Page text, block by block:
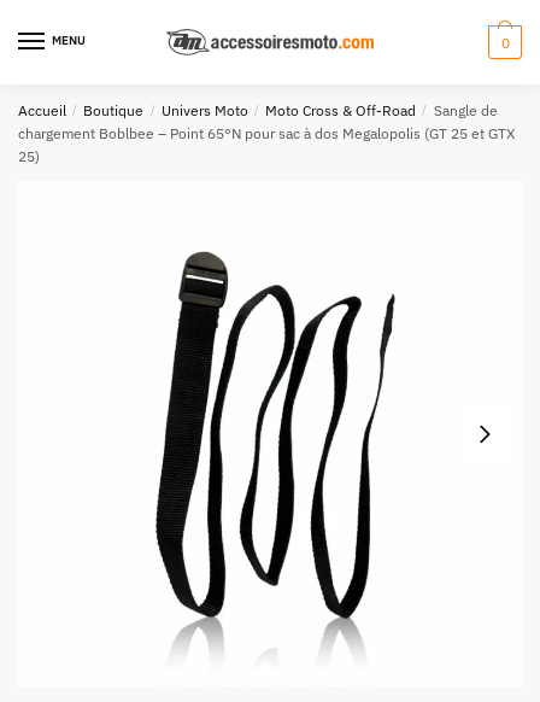
navigation
au
MENU 0
Accueil / Boutique / Univers Moto / Moto Cross & Off-Road / Sangle de
chargement Boblbee – Point 65°N pour sac à dos Megalopolis (GT 25 et GTX
25)